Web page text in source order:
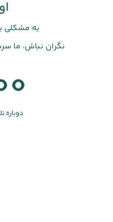
یه مشکلی
نگران نباش، ما
دوباره